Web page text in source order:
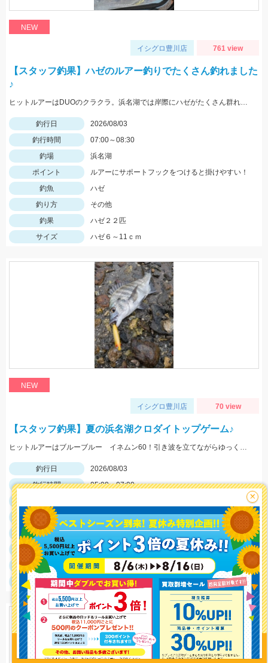
釣り情報を
投稿する
NEW
イシグロ豊川店 761 view
【スタッフ釣果】ハゼのルアー釣りでたくさん釣れました
♪
ヒットルアーはDUOのクラクラ。浜名湖では岸際にハゼがたくさん群れているのが見えます。ハゼ用のルアーを底に当てながらゆっくり巻くだけ！ハゼがたくさんアタックしてきて面白いです。
釣行日
2026/08/03
釣行時間
07:00～08:30
釣場
浜名湖
ポイント
ルアーにサポートフックをつけると掛けやすい！
釣魚
ハゼ
釣り方
その他
釣果
ハゼ２２匹
サイズ
ハゼ６～11ｃｍ
NEW
イシグロ豊川店 70 view
【スタッフ釣果】夏の浜名湖クロダイトップゲーム♪
ヒットルアーはブルーブルー イネムン60！引き波を立てながらゆっくり水面をタダ巻き。単発でしたがバシュッと気持ちよくバイトが出ました☆
釣行日
2026/08/03
釣行時間
05:00～07:00
ポイント
やはり朝マズメはチャンスタイム！
釣魚
クロダイ
釣り方
クロダイルアー
釣果
クロダイ１匹
サイズ
クロダイ25ｃｍ
×